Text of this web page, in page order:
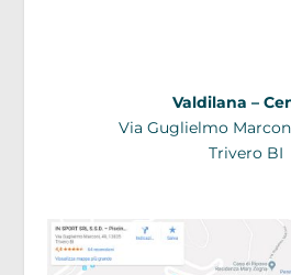
Valdilana –
Via Guglielmo
Trivero BI